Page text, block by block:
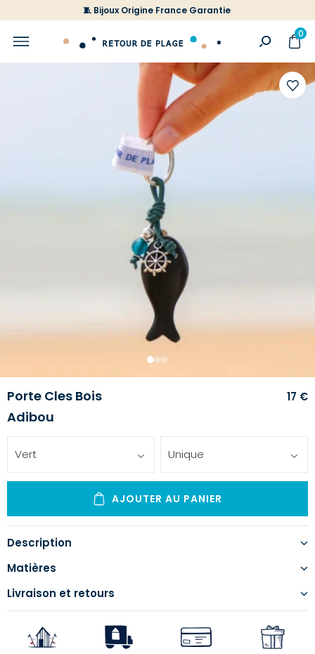
🧵 Bijoux Origine France Garantie
0
1 23
Porte Cles Bois
Adibou
17 €
Vert Unique
AJOUTER AU PANIER
Description
Matières
Livraison et retours